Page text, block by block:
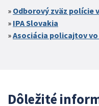
Odborový zväz polície v
IPA Slovakia
Asociácia policajtov
Dôležité